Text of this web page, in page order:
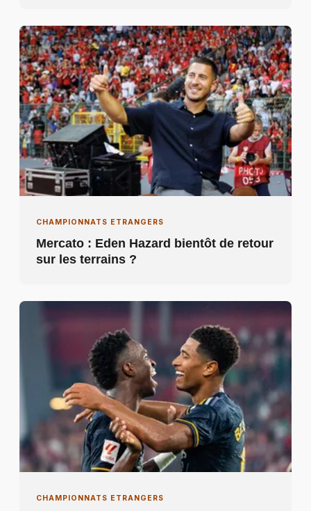
CHAMPIONNATS ETRANGERS
Mercato : Eden Hazard bientôt de retour
sur les terrains ?
CHAMPIONNATS ETRANGERS